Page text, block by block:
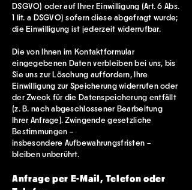
DSGVO) oder auf Ihrer Einwilligung (Art. 6 Abs.
1 lit. a DSGVO) sofern diese abgefragt wurde;
die Einwilligung ist jederzeit widerrufbar.
Die von Ihnen im Kontaktformular
eingegebenen Daten verbleiben bei uns, bis
Sie uns zur Löschung auffordern, Ihre
Einwilligung zur Speicherung widerrufen oder
der Zweck für die Datenspeicherung entfällt
(z. B. nach abgeschlossener Bearbeitung
Ihrer Anfrage). Zwingende gesetzliche
Bestimmungen –
insbesondere Aufbewahrungsfristen –
bleiben unberührt.
Anfrage per E-Mail, Telefon oder